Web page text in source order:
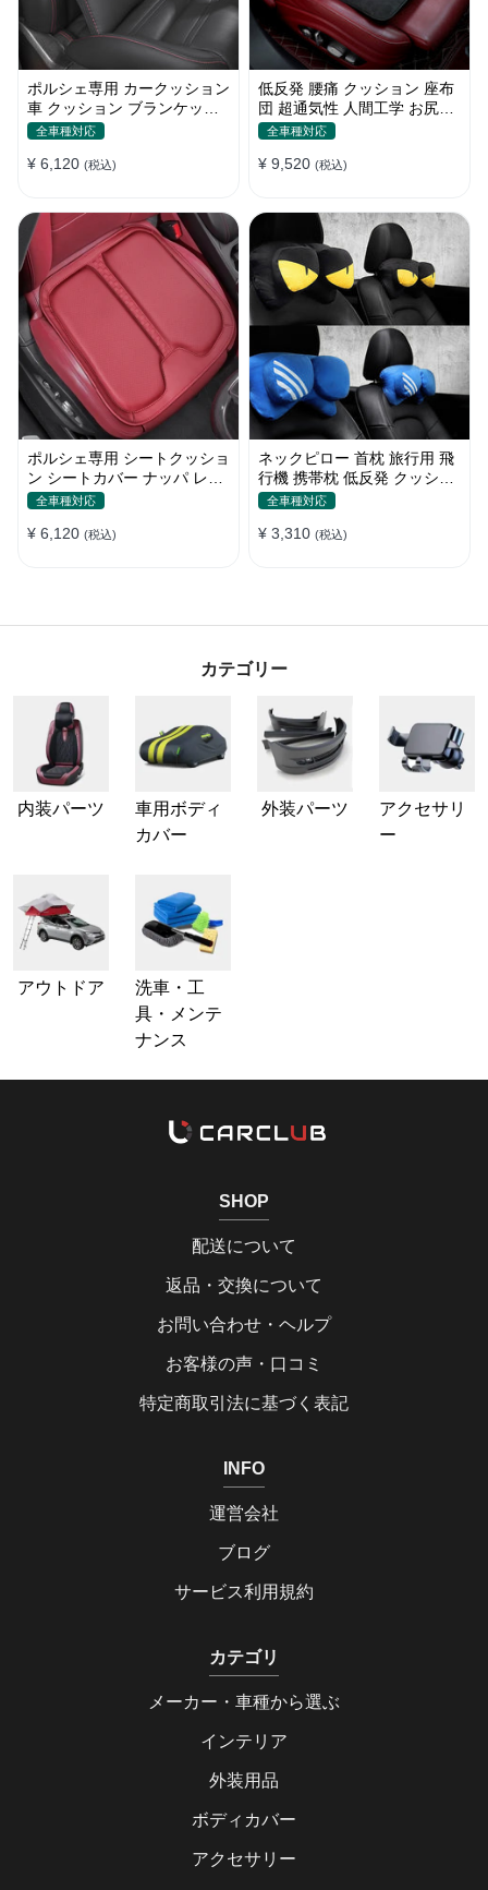
ポルシェ専用 カークッション
車 クッション ブランケット
最新型 低反発 運転 通気性 健
スター ケイマン カイエン マ
全車種対応
¥ 6,120 (税込)
低反発 腰痛 クッション 座布
団 超通気性 人間工学 お尻ク
ッション 骨盤サポート 蒸れ
全車種対応
¥ 9,520 (税込)
ポルシェ専用 シートクッショ
ン シートカバー ナッパ レザ
ー 滑り止め クッション マッ
気性 車用 低反発 カーシート
全車種対応
¥ 6,120 (税込)
ネックピロー 首枕 旅行用 飛
行機 携帯枕 低反発 クッショ
ン運転 車内 頸椎サポート 車
全車種対応
¥ 3,310 (税込)
カテゴリー
内装パーツ
車用ボディ
カバー
外装パーツ
アクセサリ
ー
アウトドア
洗車・工
具・メンテ
ナンス
SHOP
配送について
返品・交換について
お問い合わせ・ヘルプ
お客様の声・口コミ
特定商取引法に基づく表記
INFO
運営会社
ブログ
サービス利用規約
カテゴリ
メーカー・車種から選ぶ
インテリア
外装用品
ボディカバー
アクセサリー